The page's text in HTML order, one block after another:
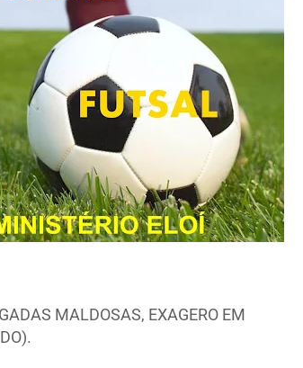
MALDOSAS, EXAGERO EM